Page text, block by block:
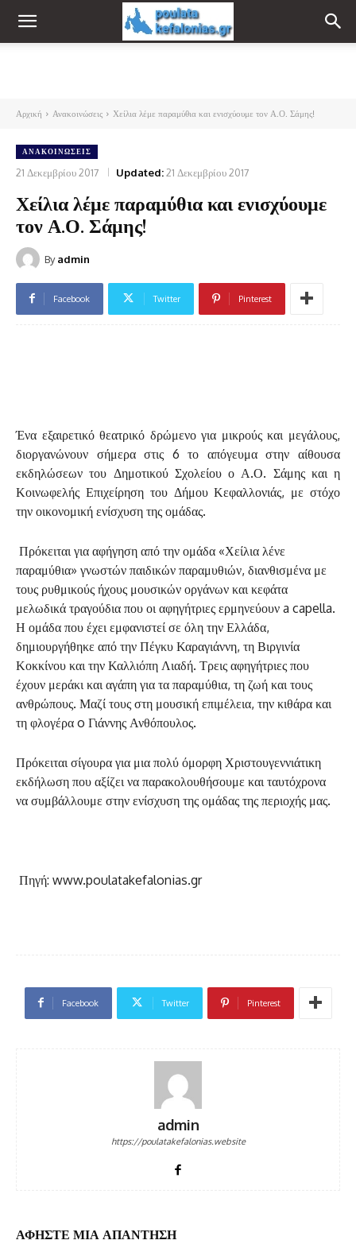
Αρχική Ανακοινώσεις Χείλια λέμε παραμύθια και ενισχύουμε τον Α.Ο. Σάμης!
ΑΝΑΚΟΙΝΏΣΕΙΣ
21 Δεκεμβρίου 2017 Updated:21 Δεκεμβρίου 2017
Χείλια λέμε παραμύθια και ενισχύουμε
τον Α.Ο. Σάμης!
By admin
Facebook Twitter Pinterest
Ένα εξαιρετικό θεατρικό δρώμενο για μικρούς και μεγάλους,
διοργανώνουν σήμερα στις 6 το απόγευμα στην αίθουσα
εκδηλώσεων του Δημοτικού Σχολείου ο Α.Ο. Σάμης και η
Κοινωφελής Επιχείρηση του Δήμου Κεφαλλονιάς, με στόχο
την οικονομική ενίσχυση της ομάδας.
Πρόκειται για αφήγηση από την ομάδα «Χείλια λένε
παραμύθια» γνωστών παιδικών παραμυθιών, διανθισμένα με
τους ρυθμικούς ήχους μουσικών οργάνων και κεφάτα
μελωδικά τραγούδια που οι αφηγήτριες ερμηνεύουν a capella.
Η ομάδα που έχει εμφανιστεί σε όλη την Ελλάδα,
δημιουργήθηκε από την Πέγκυ Καραγιάννη, τη Βιργινία
Κοκκίνου και την Καλλιόπη Λιαδή. Τρεις αφηγήτριες που
έχουν μεράκι και αγάπη για τα παραμύθια, τη ζωή και τους
ανθρώπους. Μαζί τους στη μουσική επιμέλεια, την κιθάρα και
τη φλογέρα o Γιάννης Ανθόπουλος.
Πρόκειται σίγουρα για μια πολύ όμορφη Χριστουγεννιάτικη
εκδήλωση που αξίζει να παρακολουθήσουμε και ταυτόχρονα
να συμβάλλουμε στην ενίσχυση της ομάδας της περιοχής μας.
Πηγή: www.poulatakefalonias.gr
Facebook Twitter Pinterest
admin
https://poulatakefalonias.website
ΑΦΗΣΤΕ ΜΙΑ ΑΠΑΝΤΗΣΗ